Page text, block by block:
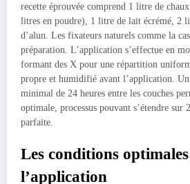
recette éprouvée comprend 1 litre de
litres en poudre), 1 litre de lait écrémé, 2
d’alun. Les fixateurs naturels comme la
préparation. L’application s’effectue en
formant des X pour une répartition
propre et humidifié avant l’application. Un
minimal de 24 heures entre les couches
optimale, processus pouvant s’étendre
parfaite.
Les conditions
l’application